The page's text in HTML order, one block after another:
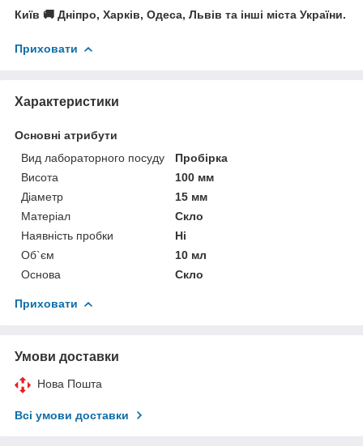
Київ 🚚 Дніпро, Харків, Одеса, Львів та інші міста України.
Приховати
Характеристики
Основні атрибути
Вид лабораторного посуду
Пробірка
Висота
100 мм
Діаметр
15 мм
Матеріал
Скло
Наявність пробки
Ні
Об`єм
10 мл
Основа
Скло
Приховати
Умови доставки
Нова Пошта
Всі умови доставки